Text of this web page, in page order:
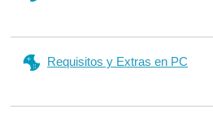
Requisitos y Extras en PC